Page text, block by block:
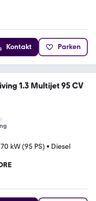
Kontakt Parken
1.3 Multijet 95 CV
70 kW (95 PS) • Diesel